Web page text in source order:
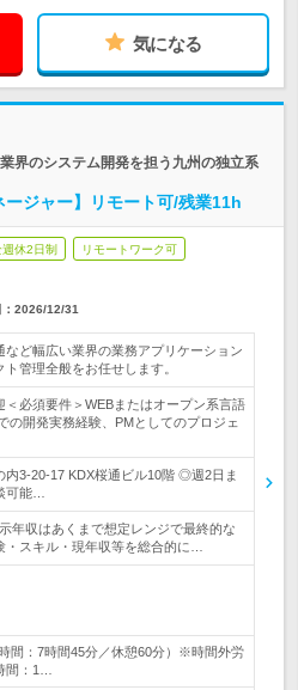
気になる
界のシステム開発を担う九州の独立系
ジャー】リモート可/残業11h
休2日制 リモートワーク可
2026/12/31
など幅広い業界の業務アプリケーション
管理全般をお任せします。
＜必須要件＞WEBまたはオープン系言語
の開発実務経験、PMとしてのプロジェ
内3-20-17 KDX桜通ビル10階 ◎週2日ま
可能…
年収はあくまで想定レンジで最終的な
・スキル・現年収等を総合的に…
間：7時間45分／休憩60分）※時間外労
間：1…